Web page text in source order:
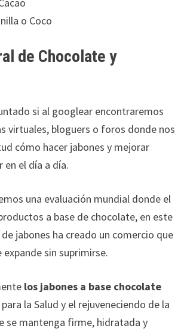
o Coco
de Chocolate y
si al googlear encontraremos
virtuales, bloguers o foros donde nos
cómo hacer jabones y mejorar
en el día a día.
una evaluación mundial donde el
a base de chocolate, en este
jabones ha creado un comercio que
sin suprimirse.
los jabones a base chocolate
la Salud y el rejuveneciendo de la
se mantenga firme, hidratada y